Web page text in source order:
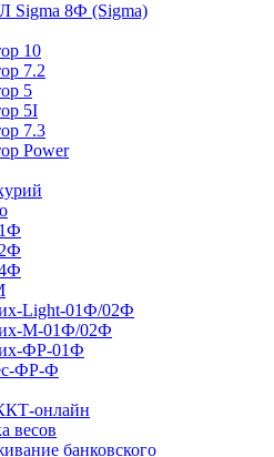
Sigma 8Ф (Sigma)
10
7.2
5
5I
7.3
Power
Light-01Ф/02Ф
М-01Ф/02Ф
ФР-01Ф
ФР-Ф
онлайн
весов
банковского